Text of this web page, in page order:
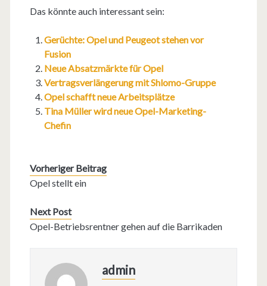
Das könnte auch interessant sein:
Gerüchte: Opel und Peugeot stehen vor
Fusion
Neue Absatzmärkte für Opel
Vertragsverlängerung mit Shlomo-Gruppe
Opel schafft neue Arbeitsplätze
Tina Müller wird neue Opel-Marketing-
Chefin
Vorheriger Beitrag
Opel stellt ein
Next Post
Opel-Betriebsrentner gehen auf die Barrikaden
admin